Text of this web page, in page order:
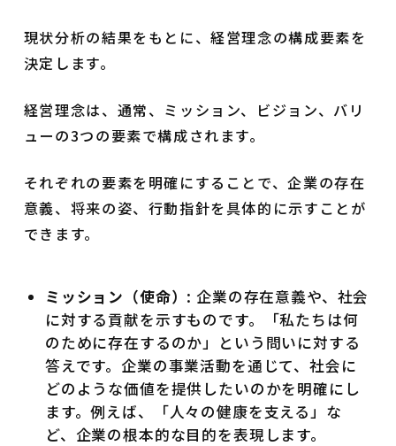
現状分析の結果をもとに、経営理念の構成要素を
決定します。
経営理念は、通常、ミッション、ビジョン、バリ
ューの3つの要素で構成されます。
それぞれの要素を明確にすることで、企業の存在
意義、将来の姿、行動指針を具体的に示すことが
できます。
ミッション（使命） : 企業の存在意義や、社会
に対する貢献を示すものです。「私たちは何
のために存在するのか」という問いに対する
答えです。企業の事業活動を通じて、社会に
どのような価値を提供したいのかを明確にし
ます。例えば、「人々の健康を支える」な
ど、企業の根本的な目的を表現します。